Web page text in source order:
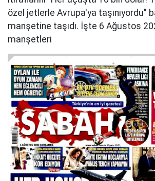
özel jetlerle Avrupa'ya taşınıyordu"
manşetine taşıdı. İşte 6 Ağustos
manşetleri